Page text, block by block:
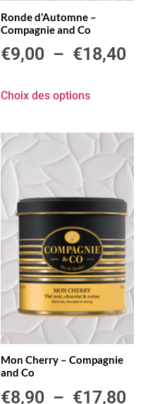
Ronde d’Automne –
Compagnie and Co
€9,00 – €18,40
Choix des options
Mon Cherry – Compagnie
and Co
€8,90 – €17,80